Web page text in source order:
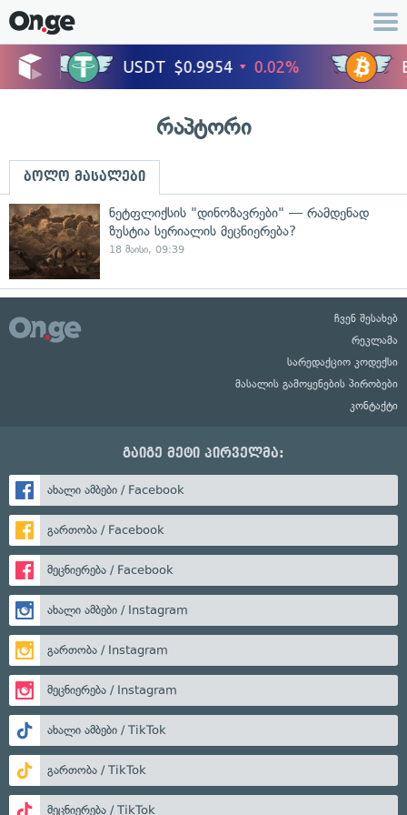
რაპტორი
ბოლო მასალები
ნეტფლიქსის "დინოზავრები" — რამდენად
ზუსტია სერიალის მეცნიერება?
18 მაისი, 09:39
ჩვენ შესახებ
რეკლამა
სარედაქციო კოდექსი
მასალის გამოყენების პირობები
კონტაქტი
გაიგე მეტი პირველმა:
ახალი ამბები / Facebook
გართობა / Facebook
მეცნიერება / Facebook
ახალი ამბები / Instagram
გართობა / Instagram
მეცნიერება / Instagram
ახალი ამბები / TikTok
გართობა / TikTok
მეცნიერება / TikTok